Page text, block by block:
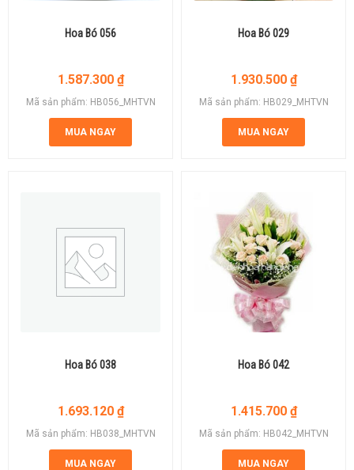
Hoa Bó 056
1.587.300 ₫
Mã sản phẩm: HB056_MHTVN
MUA NGAY
Hoa Bó 029
1.930.500 ₫
Mã sản phẩm: HB029_MHTVN
MUA NGAY
Hoa Bó 038
1.693.120 ₫
Mã sản phẩm: HB038_MHTVN
MUA NGAY
Hoa Bó 042
1.415.700 ₫
Mã sản phẩm: HB042_MHTVN
MUA NGAY